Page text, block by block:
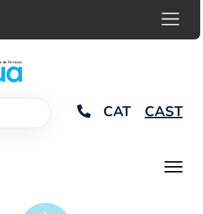
CAT CAST